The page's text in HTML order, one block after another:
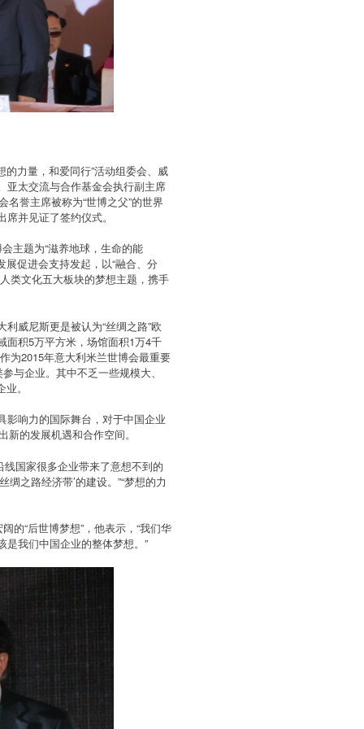
力量，和爱同行”活动组委会、威
亚太交流与合作基金会执行副主席
誉主席被称为“世博之父”的世界
并见证了签约仪式。
主题为“滋养地球，生命的能
展促进会支持发起，以“融合、分
类文化五大板块的梦想主题，携手
威尼斯更是被认为“丝绸之路”欧
积5万平方米，场馆面积1万4千
为2015年意大利米兰世博会最重要
与企业。其中不乏一些规模大、
。
影响力的国际舞台，对于中国企业
的发展机遇和合作空间。
线国家很多企业带来了意想不到的
之路经济带’的建设。”“梦想的力
的“后世博梦想”，他表示，“我们华
我们中国企业的整体梦想。”